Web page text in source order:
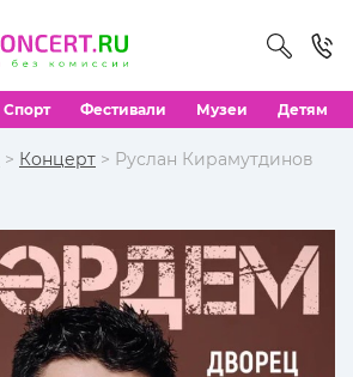
Спорт Фестивали Музеи Детям
> Концерт > Руслан Кирамутдинов